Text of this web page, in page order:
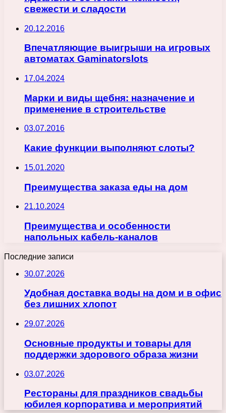
свежести и сладости
20.12.2016
Впечатляющие выигрыши на игровых
автоматах Gaminatorslots
17.04.2024
Марки и виды щебня: назначение и
применение в строительстве
03.07.2016
Какие функции выполняют слоты?
15.01.2020
Преимущества заказа еды на дом
21.10.2024
Преимущества и особенности
напольных кабель-каналов
Последние записи
30.07.2026
Удобная доставка воды на дом и в офис
без лишних хлопот
29.07.2026
Основные продукты и товары для
поддержки здорового образа жизни
03.07.2026
Рестораны для праздников свадьбы
юбилея корпоратива и мероприятий